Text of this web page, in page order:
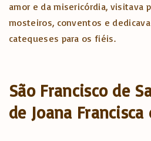
amor e da misericórdia, visitava
mosteiros, conventos e
catequeses para os fiéis.
São Francisco de
de Joana